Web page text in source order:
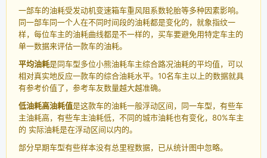
一部车的油耗受发动机变速箱车重风阻系数轮胎等多种因素影响。
同一部车同一个人在不同时间段的油耗都是变化的，就象指纹一
样，每位车主的油耗曲线都是不一样的，买车要避免用特定车主的
单一数据来评估一款车的油耗。
平均油耗是同车型多位小熊油耗车主综合路况油耗的平均值，可以
相对真实地反应一款车的综合油耗水平。10名车主以上的数据就具
有参考价值了，参考车友数量越大越准确。
低油耗高油耗值是这款车的油耗一般浮动区间，同一车型，有些车
主油耗高，有些车主油耗低，不同的城市油耗也有变化，80%车主
的 实际油耗是在浮动区间以内的。
部分早期车型有些样本没有总里程数据，已从统计图中忽略。